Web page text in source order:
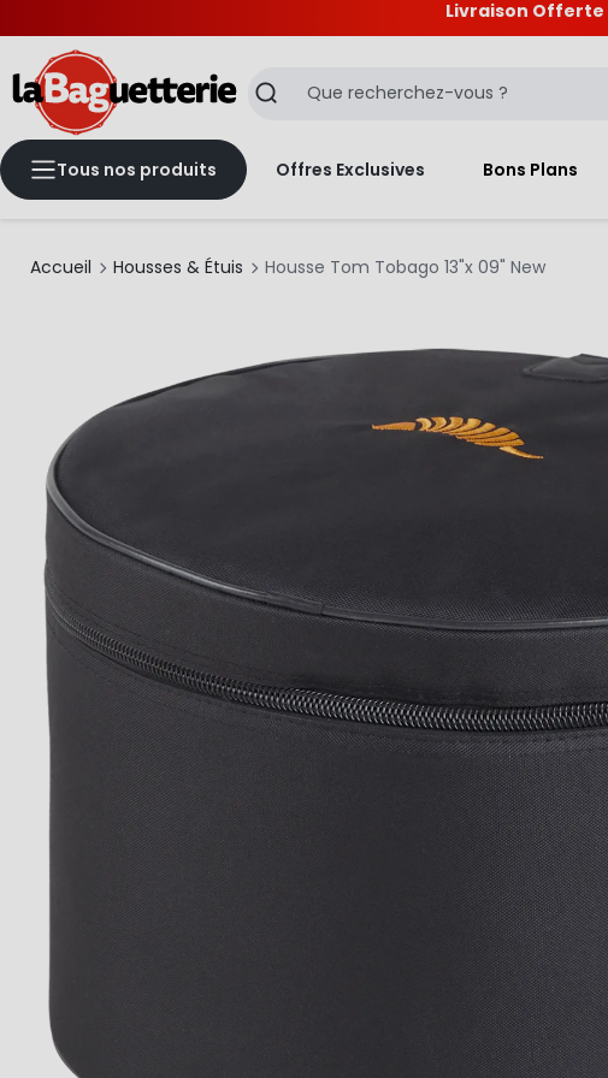
Livraison Offerte
Recherche
Tous nos produits Offres Exclusives Bons Plans
Accueil Housses & Étuis Housse Tom Tobago 13"x 09" New